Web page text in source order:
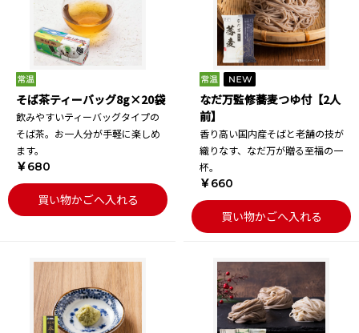
そば茶ティーバッグ8g×20袋
飲みやすいティーバッグタイプの
そば茶。お一人分が手軽に楽しめ
ます。
￥680
買い物かごへ入れる
なだ万監修蕎麦つゆ付【2人
前】
香り高い国内産そばと老舗の技が
織りなす、なだ万が贈る至福の一
杯。
￥660
買い物かごへ入れる